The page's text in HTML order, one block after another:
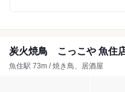
炭火焼鳥 こっこや 魚住
魚住駅 73m / 焼き鳥、居酒屋